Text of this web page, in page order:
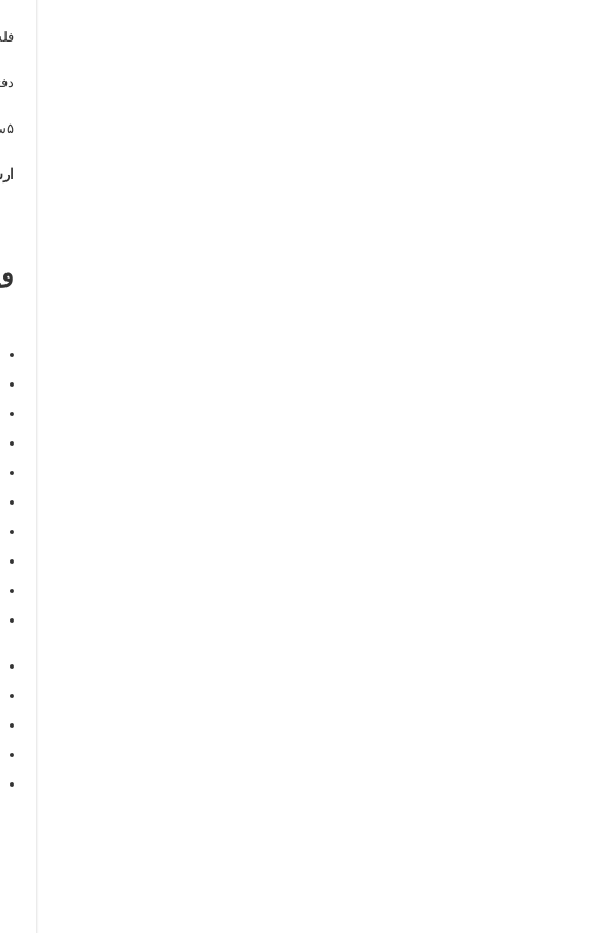
۵سال خدمات پس از فروش